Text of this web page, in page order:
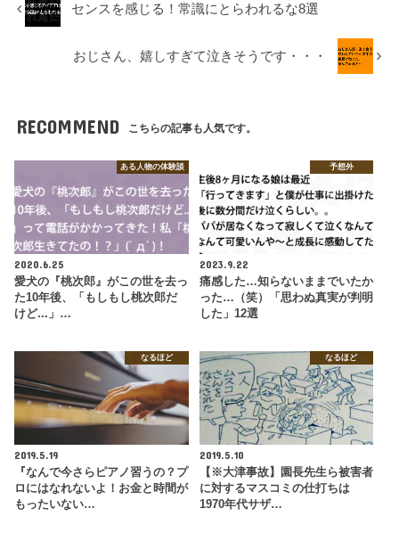
センスを感じる！常識にとらわれるな8選
おじさん、嬉しすぎて泣きそうです・・・
RECOMMEND こちらの記事も人気です。
ある人物の体験談
2020.6.25
愛犬の『桃次郎』がこの世を去っ
た10年後、「もしもし桃次郎だ
けど...」…
予想外
2023.9.22
痛感した…知らないままでいたか
った…（笑）「思わぬ真実が判明
した」12選
なるほど
2019.5.19
『なんで今さらピアノ習うの？プ
ロにはなれないよ！お金と時間が
もったいない…
なるほど
2019.5.10
【※大津事故】園長先生ら被害者
に対するマスコミの仕打ちは
1970年代サザ…